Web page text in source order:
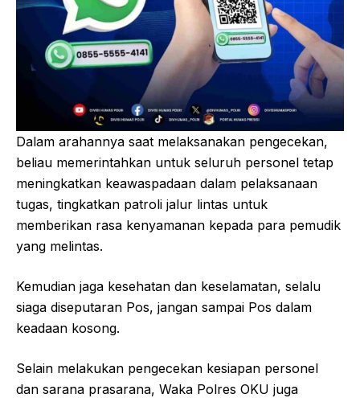
Dalam arahannya saat melaksanakan pengecekan,
beliau memerintahkan untuk seluruh personel tetap
meningkatkan keawaspadaan dalam pelaksanaan
tugas, tingkatkan patroli jalur lintas untuk
memberikan rasa kenyamanan kepada para pemudik
yang melintas.
Kemudian jaga kesehatan dan keselamatan, selalu
siaga diseputaran Pos, jangan sampai Pos dalam
keadaan kosong.
Selain melakukan pengecekan kesiapan personel
dan sarana prasarana, Waka Polres OKU juga